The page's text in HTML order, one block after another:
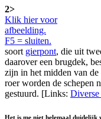
2>
Klik hier voor
afbeelding.
F5 = sluiten.
soort gierpont, die uit
daarover een brugdek,
zijn in het midden van
roer worden de schepen
gestuurd. [Links: Diverse
Het is me niet helemaal duidelijk